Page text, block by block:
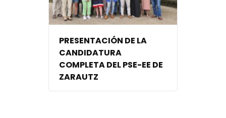
PRESENTACIÓN DE LA
CANDIDATURA
COMPLETA DEL PSE-EE DE
ZARAUTZ